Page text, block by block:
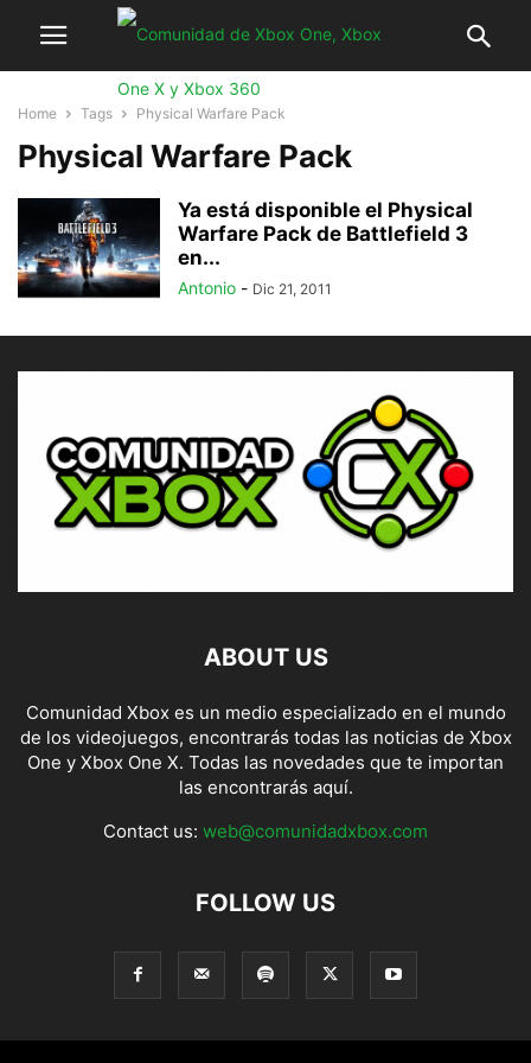
Home Tags Physical Warfare Pack
Physical Warfare Pack
Ya está disponible el Physical
Warfare Pack de Battlefield 3
en...
Antonio - Dic 21, 2011
ABOUT US
Comunidad Xbox es un medio especializado en el mundo
de los videojuegos, encontrarás todas las noticias de Xbox
One y Xbox One X. Todas las novedades que te importan
las encontrarás aquí.
Contact us: web@comunidadxbox.com
FOLLOW US